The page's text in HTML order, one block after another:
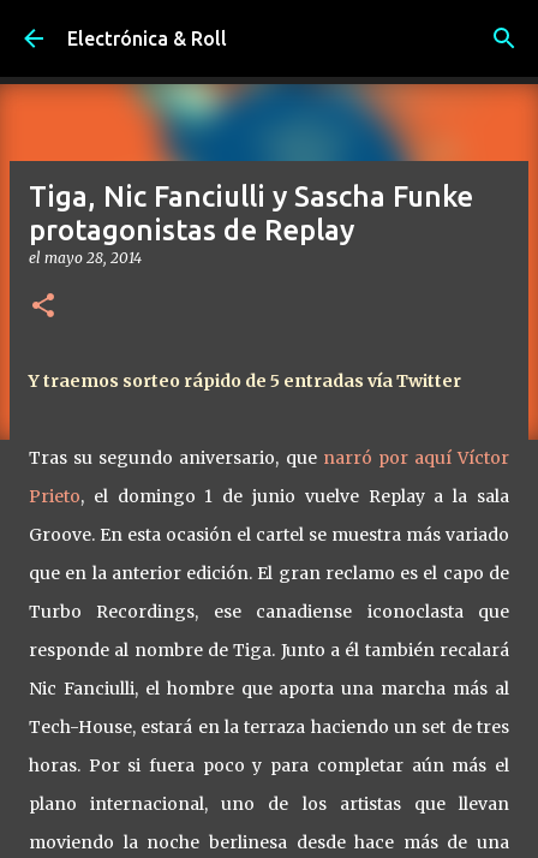
Ir al contenido principal
Electrónica & Roll
Tiga, Nic Fanciulli y Sascha Funke
protagonistas de Replay
el mayo 28, 2014
Y traemos sorteo rápido de 5 entradas vía Twitter
Tras su segundo aniversario, que narró por aquí Víctor
Prieto, el domingo 1 de junio vuelve Replay a la sala
Groove. En esta ocasión el cartel se muestra más variado
que en la anterior edición. El gran reclamo es el capo de
Turbo Recordings, ese canadiense iconoclasta que
responde al nombre de Tiga. Junto a él también recalará
Nic Fanciulli, el hombre que aporta una marcha más al
Tech-House, estará en la terraza haciendo un set de tres
horas. Por si fuera poco y para completar aún más el
plano internacional, uno de los artistas que llevan
moviendo la noche berlinesa desde hace más de una